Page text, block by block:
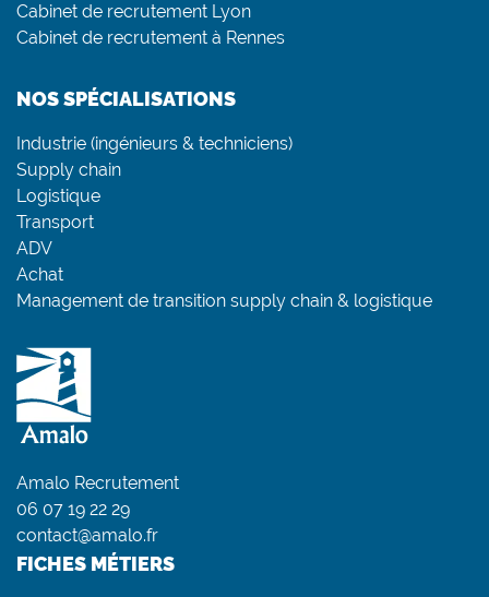
Cabinet de recrutement Lyon
Cabinet de recrutement à Rennes
NOS SPÉCIALISATIONS
Industrie (ingénieurs & techniciens)
Supply chain
Logistique
Transport
ADV
Achat
Management de transition supply chain & logistique
Amalo Recrutement
06 07 19 22 29
contact@amalo.fr
FICHES MÉTIERS